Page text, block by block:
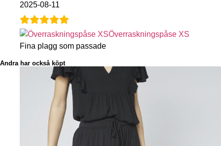
2025-08-11
Överraskningspåse XS
Fina plagg som passade
Andra har också köpt